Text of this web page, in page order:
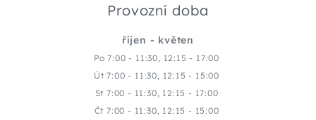
Provozní doba
říjen - květen
Po 7:00 - 11:30, 12:15 - 17:00
Út 7:00 - 11:30, 12:15 - 15:00
St 7:00 - 11:30, 12:15 - 17:00
Čt 7:00 - 11:30, 12:15 - 15:00